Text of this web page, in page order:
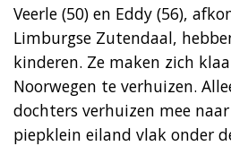
Veerle (50) en Eddy (56),
Limburgse Zutendaal,
kinderen. Ze maken zich
Noorwegen te verhuizen.
dochters verhuizen mee
piepklein eiland vlak onder